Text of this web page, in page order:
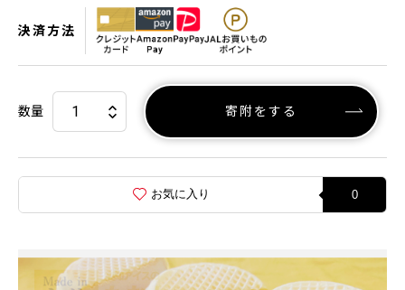
決済方法
数量 寄附をする
お気に入り 0